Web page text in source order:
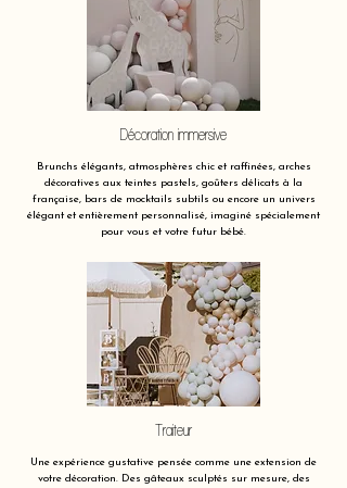
Décoration immersive
Brunchs élégants, atmosphères chic et raffinées, arches
décoratives aux teintes pastels, goûters délicats à la
française, bars de mocktails subtils ou encore un univers
élégant et entièrement personnalisé, imaginé spécialement
pour vous et votre futur bébé.
Traiteur
Une expérience gustative pensée comme une extension de
votre décoration. Des gâteaux sculptés sur mesure, des